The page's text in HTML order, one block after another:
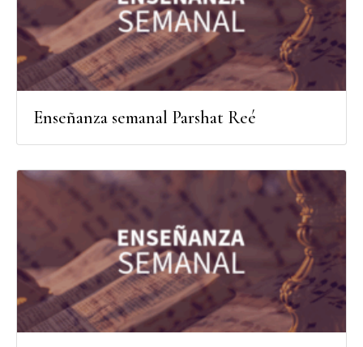
Enseñanza semanal Parshat Reé